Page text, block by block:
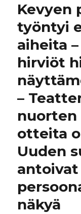
Kevyen
työntyi
aiheita
hirviöt
–
otteita
Uuden
antoivat
näkyä